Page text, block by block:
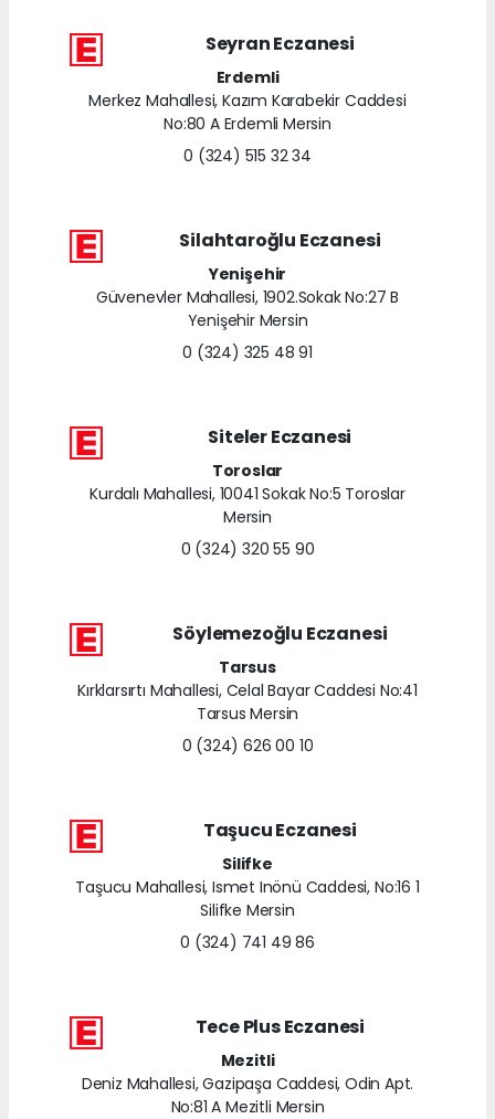
Seyran Eczanesi
Erdemli
Merkez Mahallesi, Kazım Karabekir Caddesi
No:80 A Erdemli Mersin
0 (324) 515 32 34
Silahtaroğlu Eczanesi
Yenişehir
Güvenevler Mahallesi, 1902.Sokak No:27 B
Yenişehir Mersin
0 (324) 325 48 91
Siteler Eczanesi
Toroslar
Kurdalı Mahallesi, 10041 Sokak No:5 Toroslar
Mersin
0 (324) 320 55 90
Söylemezoğlu Eczanesi
Tarsus
Kırklarsırtı Mahallesi, Celal Bayar Caddesi No:41
Tarsus Mersin
0 (324) 626 00 10
Taşucu Eczanesi
Silifke
Taşucu Mahallesi, Ismet Inönü Caddesi, No:16 1
Silifke Mersin
0 (324) 741 49 86
Tece Plus Eczanesi
Mezitli
Deniz Mahallesi, Gazipaşa Caddesi, Odin Apt.
No:81 A Mezitli Mersin